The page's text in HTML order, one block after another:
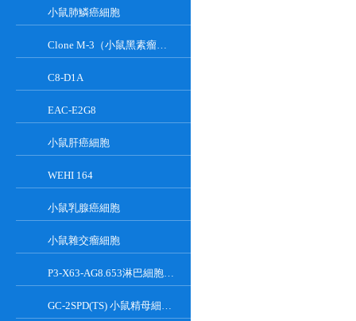
小鼠肺鱗癌細胞
Clone M-3（小鼠黑素瘤細胞）
C8-D1A
EAC-E2G8
小鼠肝癌細胞
WEHI 164
小鼠乳腺癌細胞
小鼠雜交瘤細胞
P3-X63-AG8.653淋巴細胞小鼠骨髓瘤細胞
GC-2SPD(TS) 小鼠精母細胞系